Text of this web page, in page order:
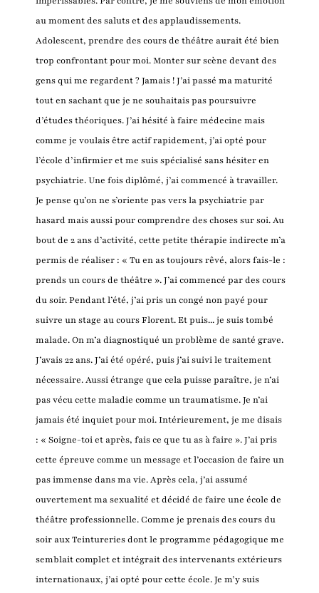
au moment des saluts et des applaudissements.
Adolescent, prendre des cours de théâtre aurait été bien
trop confrontant pour moi. Monter sur scène devant des
gens qui me regardent ? Jamais ! J’ai passé ma maturité
tout en sachant que je ne souhaitais pas poursuivre
d’études théoriques. J’ai hésité à faire médecine mais
comme je voulais être actif rapidement, j’ai opté pour
l’école d’infirmier et me suis spécialisé sans hésiter en
psychiatrie. Une fois diplômé, j’ai commencé à travailler.
Je pense qu’on ne s’oriente pas vers la psychiatrie par
hasard mais aussi pour comprendre des choses sur soi. Au
bout de 2 ans d’activité, cette petite thérapie indirecte m’a
permis de réaliser : « Tu en as toujours rêvé, alors fais-le :
prends un cours de théâtre ». J’ai commencé par des cours
du soir. Pendant l’été, j’ai pris un congé non payé pour
suivre un stage au cours Florent. Et puis... je suis tombé
malade. On m’a diagnostiqué un problème de santé grave.
J’avais 22 ans. J’ai été opéré, puis j’ai suivi le traitement
nécessaire. Aussi étrange que cela puisse paraître, je n’ai
pas vécu cette maladie comme un traumatisme. Je n’ai
jamais été inquiet pour moi. Intérieurement, je me disais
: « Soigne-toi et après, fais ce que tu as à faire ». J’ai pris
cette épreuve comme un message et l’occasion de faire un
pas immense dans ma vie. Après cela, j’ai assumé
ouvertement ma sexualité et décidé de faire une école de
théâtre professionnelle. Comme je prenais des cours du
soir aux Teintureries dont le programme pédagogique me
semblait complet et intégrait des intervenants extérieurs
internationaux, j’ai opté pour cette école. Je m’y suis